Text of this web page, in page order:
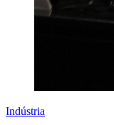
Indústria